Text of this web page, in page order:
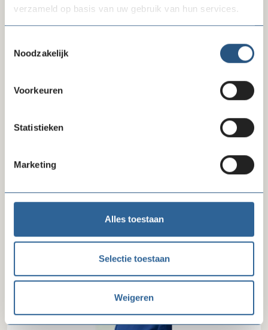
verzameld op basis van uw gebruik van hun services.
Noodzakelijk
Voorkeuren
Statistieken
Marketing
Alles toestaan
Selectie toestaan
Weigeren
09-07-26
op zakelijke basisbetaalrekening